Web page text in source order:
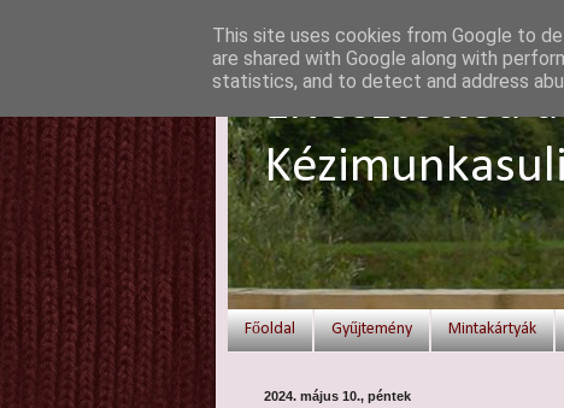
Elvesztetted
Kézimunkasuli
Főoldal Gyűjtemény Mintakártyák
2024. május 10., péntek
This site uses cookies from Google to
are shared with Google along with
statistics, and to detect and address